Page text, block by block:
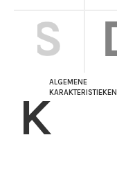
K
ALGEMENE
KARAKTERISTIEKEN